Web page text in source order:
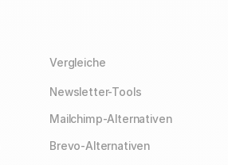
Vergleiche
Newsletter-Tools
Mailchimp-Alternativen
Brevo-Alternativen